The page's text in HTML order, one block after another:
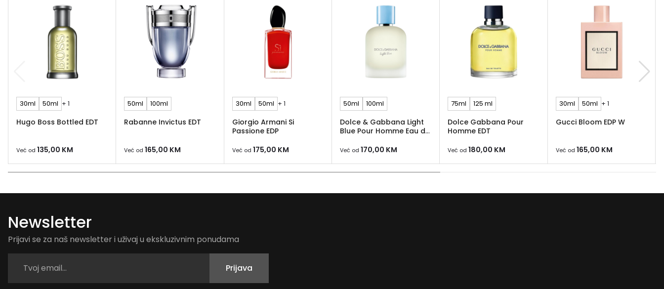
30ml 50ml + 1
Hugo Boss Bottled EDT
Već od 135,00 KM
50ml 100ml
Rabanne Invictus EDT
Već od 165,00 KM
30ml 50ml + 1
Giorgio Armani Si
Passione EDP
Već od 175,00 KM
50ml 100ml
Dolce & Gabbana Light
Blue Pour Homme Eau de
Već od 170,00 KM
75ml 125 ml
Dolce Gabbana Pour
Homme EDT
Već od 180,00 KM
30ml 50ml + 1
Gucci Bloom EDP W
Već od 165,00 KM
Newsletter
Prijavi se za naš newsletter i uživaj u ekskluzivnim ponudama
Prijava